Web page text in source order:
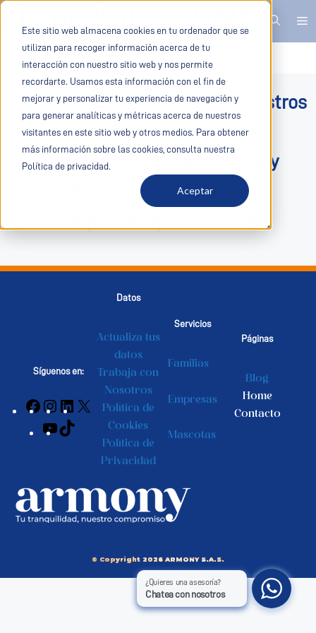
Este sitio web almacena cookies en tu ordenador que se
utilizan para recoger información acerca de tu
interacción con nuestro sitio web y nos permite
recordarte. Usamos esta información con el fin de
mejorar y personalizar tu experiencia de navegación y
para generar analíticas y métricas acerca de nuestros
visitantes en este sitio web y otros medios. Para obtener
más información sobre las cookies, consulta nuestra
Política de privacidad.
Aceptar
Con 24 años de trayectoria, nuestros
servicios exequiales están
respaldados por experiencia y
dedicación, ofreciéndote la
tranquilidad que necesitas.
Síguenos en:
Datos
Actualiza tus
datos
Trabaja con
Nosotros
Política de
Cookies
Política de
Privacidad
Servicios
Familias
Empresas
Mascotas
Páginas
Blog
Home
Contacto
© Copyright 2026 ARMONY S.A.S.
¿Quieres una asesoría?
Chatea con nosotros